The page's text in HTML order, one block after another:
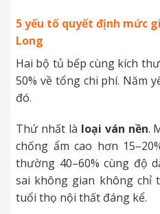
5 yếu tố quyết định mức
Long
Hai bộ tủ bếp cùng kích
50% về tổng chi phí. Năm
đó.
Thứ nhất là loại ván nền.
chống ẩm cao hơn
thường 40–60% cùng độ
sai không gian không chỉ
tuổi thọ nội thất đáng kể.